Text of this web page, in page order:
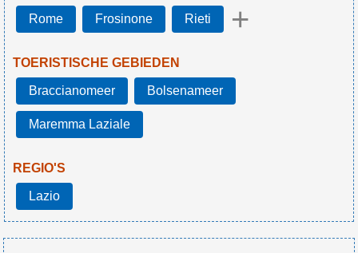
Rome Frosinone Rieti +
TOERISTISCHE GEBIEDEN
Braccianomeer Bolsenameer
Maremma Laziale
REGIO'S
Lazio